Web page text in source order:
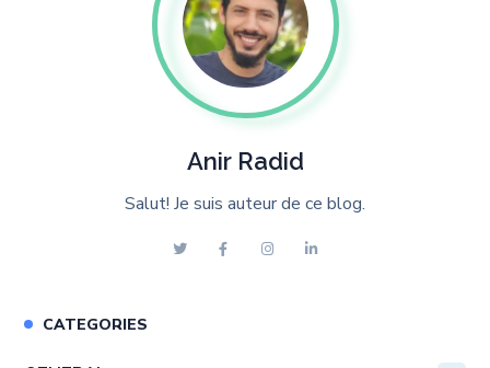
Anir Radid
Salut! Je suis auteur de ce blog.
CATEGORIES